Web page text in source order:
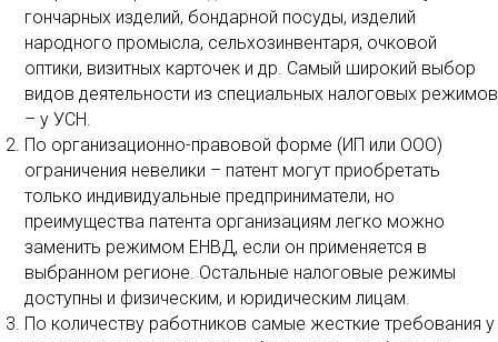
гончарных изделий, бондарной посуды, изделий
народного промысла, сельхозинвентаря, очковой
оптики, визитных карточек и др. Самый широкий выбор
видов деятельности из специальных налоговых режимов
– у УСН.
По организационно-правовой форме (ИП или ООО)
ограничения невелики – патент могут приобретать
только индивидуальные предприниматели, но
преимущества патента организациям легко можно
заменить режимом ЕНВД, если он применяется в
выбранном регионе. Остальные налоговые режимы
доступны и физическим, и юридическим лицам.
По количеству работников самые жесткие требования у